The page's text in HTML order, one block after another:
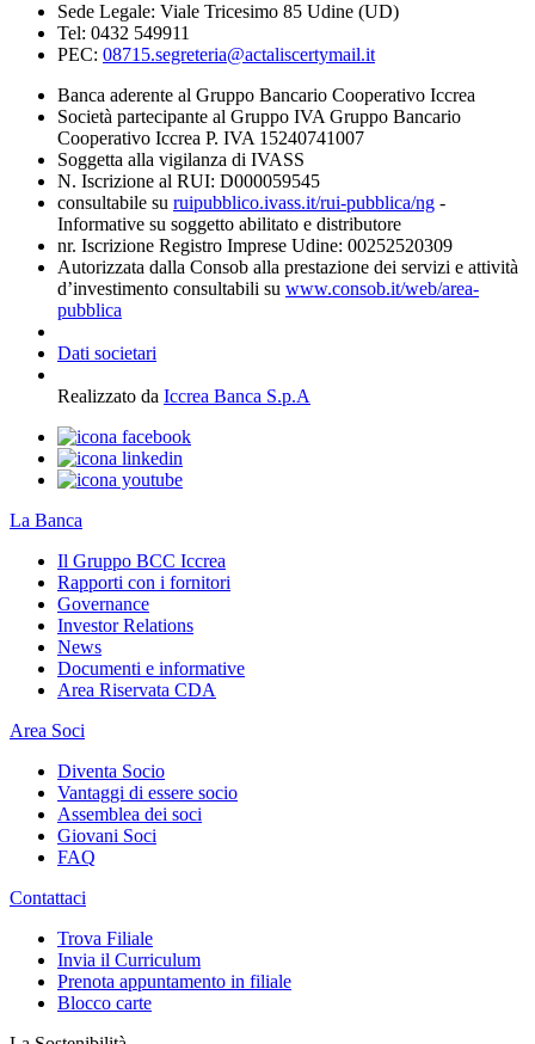
Sede Legale: Viale Tricesimo 85 Udine (UD)
Tel: 0432 549911
PEC: 08715.segreteria@actaliscertymail.it
Banca aderente al Gruppo Bancario Cooperativo Iccrea
Società partecipante al Gruppo IVA Gruppo Bancario
Cooperativo Iccrea P. IVA 15240741007
Soggetta alla vigilanza di IVASS
N. Iscrizione al RUI: D000059545
consultabile su ruipubblico.ivass.it/rui-pubblica/ng -
Informative su soggetto abilitato e distributore
nr. Iscrizione Registro Imprese Udine: 00252520309
Autorizzata dalla Consob alla prestazione dei servizi e attività
d’investimento consultabili su www.consob.it/web/area-
pubblica
Dati societari
Realizzato da Iccrea Banca S.p.A
La Banca
Il Gruppo BCC Iccrea
Rapporti con i fornitori
Governance
Investor Relations
News
Documenti e informative
Area Riservata CDA
Area Soci
Diventa Socio
Vantaggi di essere socio
Assemblea dei soci
Giovani Soci
FAQ
Contattaci
Trova Filiale
Invia il Curriculum
Prenota appuntamento in filiale
Blocco carte